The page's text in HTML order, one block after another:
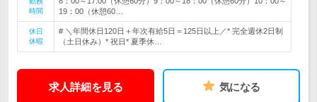
時間
19：00（休憩60…
休日
休暇
# ＼年間休日120日＋年次有給5日＝125日以上／* 完全週休2日制
（土日休み）* 祝日* 夏季休…
求人詳細を見る 気になる